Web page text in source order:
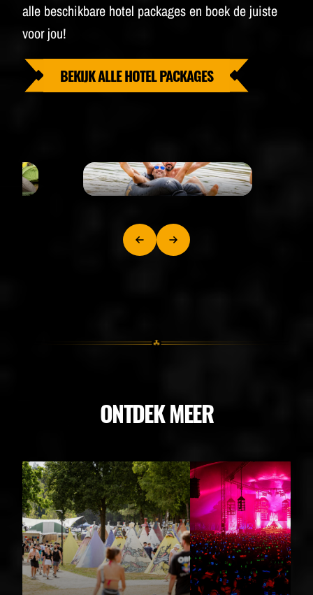
alle beschikbare hotel packages en boek de juiste
voor jou!
BEKIJK ALLE HOTEL PACKAGES
ONTDEK MEER